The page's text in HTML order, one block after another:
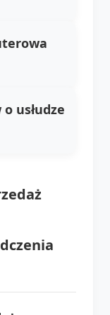
usłudze